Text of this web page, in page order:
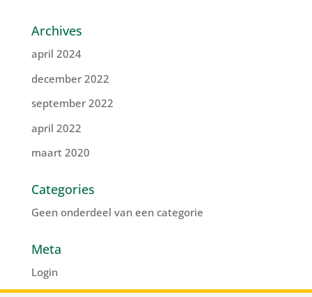
Archives
april 2024
december 2022
september 2022
april 2022
maart 2020
Categories
Geen onderdeel van een categorie
Meta
Login